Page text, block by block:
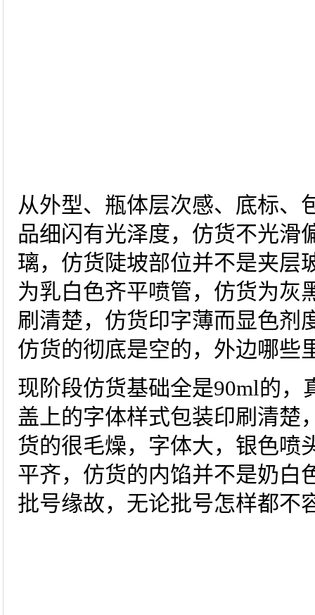
从外型、瓶体层次感、底标、
品细闪有光泽度，仿货不光滑
璃，仿货陡坡部位并不是夹层
为乳白色齐平喷管，仿货为灰
刷清楚，仿货印字薄而显色剂
仿货的彻底是空的，外边哪些
现阶段仿货基础全是90ml的
盖上的字体样式包装印刷清楚
货的很毛燥，字体大，银色喷
平齐，仿货的内馅并不是奶白
批号缘故，无论批号怎样都不